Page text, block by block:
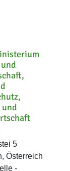
und
5
Österreich
-